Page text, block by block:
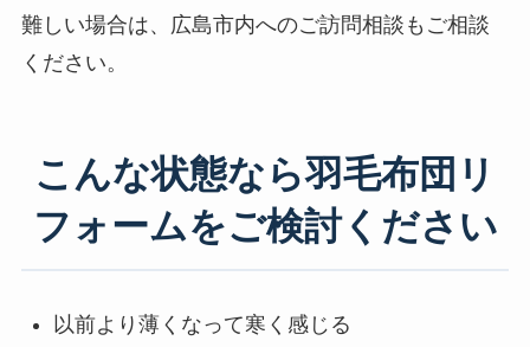
難しい場合は、広島市内へのご訪問相談もご相談
ください。
こんな状態なら羽毛布団リ
フォームをご検討ください
以前より薄くなって寒く感じる